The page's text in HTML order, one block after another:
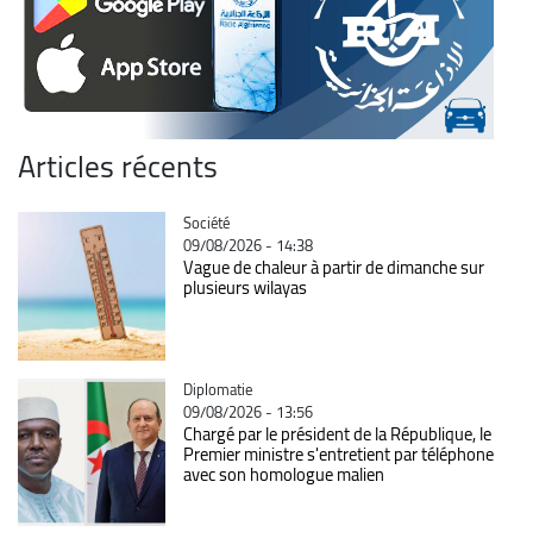
Articles récents
Catégorie
Société
09/08/2026 - 14:38
Vague de chaleur à partir de dimanche sur
plusieurs wilayas
Catégorie
Diplomatie
09/08/2026 - 13:56
Chargé par le président de la République, le
Premier ministre s'entretient par téléphone
avec son homologue malien